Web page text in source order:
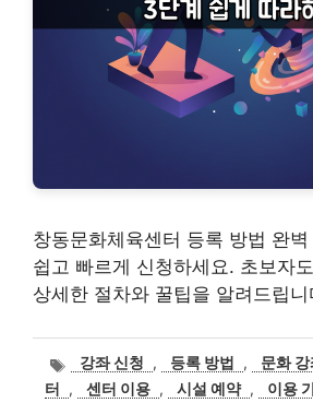
창동문화체육센터 등록 방법 완
쉽고 빠르게 신청하세요. 초보자
상세한 절차와 꿀팁을 알려드립니
태강좌 신청 , 등록 방법 , 문화 강
터
, 센터 이용 , 시설 예약 , 이용